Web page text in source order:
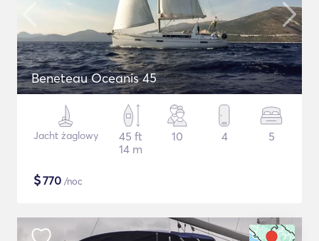
Beneteau Oceanis 45
Jacht żaglowy
45 ft
14 m
10 4 5
$770 /noc